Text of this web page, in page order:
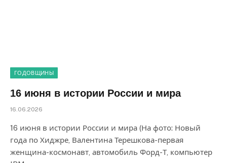
ГОДОВЩИНЫ
16 июня в истории России и мира
16.06.2026
16 июня в истории России и мира (На фото: Новый
года по Хиджре, Валентина Терешкова-первая
женщина-космонавт, автомобиль Форд-Т, компьютер